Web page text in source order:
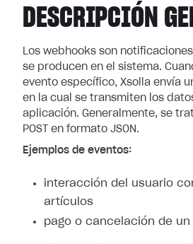
DESCRIPCIÓN
Los webhooks son
se producen en el sistema.
evento específico, Xsolla envía
en la cual
se transmiten los
aplicación. Generalmente, se
POST en formato JSON.
Ejemplos de eventos:
interacción del usuario
artículos
pago o cancelación de un